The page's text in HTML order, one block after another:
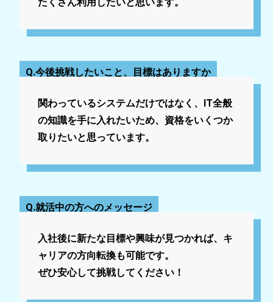
Q.今後挑戦したいこと、目標はありますか
関わっているシステムだけではなく、IT全般
の知識を手に入れたいため、資格をいくつか
取りたいと思っています。
Q.就活中の方へのメッセージ
入社後に新たな目標や興味が見つかれば、キ
ャリアの方向転換も可能です。
ぜひ安心して挑戦してください！